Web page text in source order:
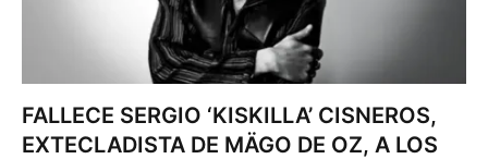
FALLECE SERGIO ‘KISKILLA’ CISNEROS,
EXTECLADISTA DE MÄGO DE OZ, A LOS